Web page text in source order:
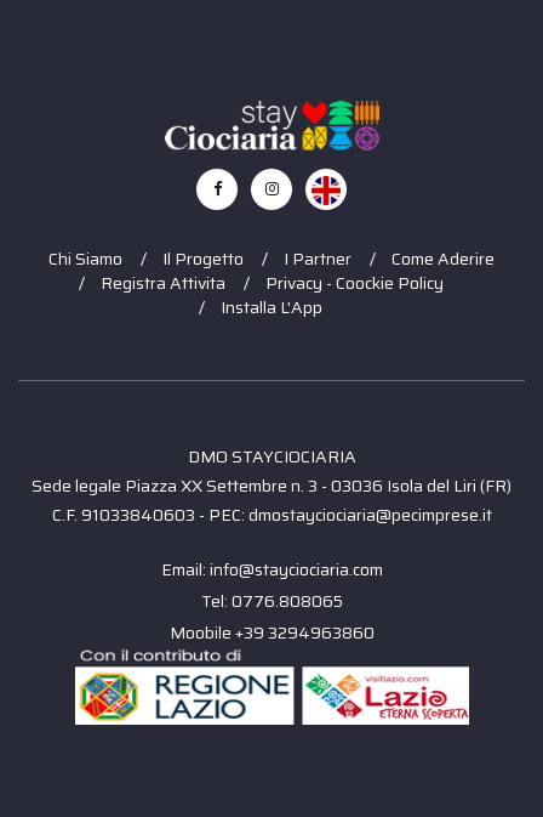
Chi Siamo Il Progetto I Partner
Come Aderire
Registra Attivita
Privacy - Coockie Policy
Installa L'App
DMO STAYCIOCIARIA
Sede legale Piazza XX Settembre n. 3 - 03036 Isola del Liri (FR)
C.F. 91033840603 - PEC: dmostayciociaria@pecimprese.it
Email: info@stayciociaria.com
Tel: 0776.808065
Moobile +39 3294963860